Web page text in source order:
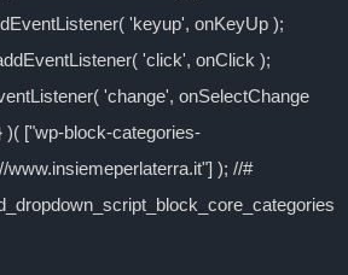
'keyup', onKeyUp );
'click', onClick );
'change', onSelectChange
)( ["wp-block-categories-
www.insiemeperlaterra.it"] ); //#